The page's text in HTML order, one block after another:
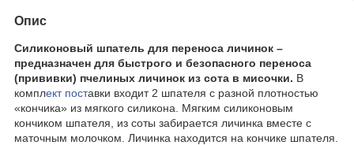
Опис
Силиконовый шпатель для переноса личинок –
предназначен для быстрого и безопасного переноса
(прививки) пчелиных личинок из сота в мисочки. В
комплект поставки входит 2 шпателя с разной плотностью
«кончика» из мягкого силикона. Мягким силиконовым
кончиком шпателя, из соты забирается личинка вместе с
маточным молочком. Личинка находится на кончике шпателя.